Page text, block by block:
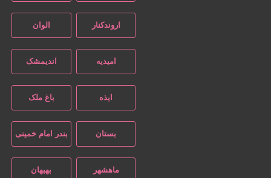
اروندکنار الوان
امیدیه اندیمشک
باغ ملک
بستان بندر امام خمینی
ماهشهر بهبهان